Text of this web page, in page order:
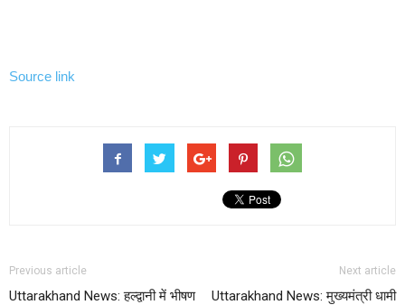
Source link
Previous article
Uttarakhand News: हल्द्वानी में भीषण
Next article
Uttarakhand News: मुख्यमंत्री धामी